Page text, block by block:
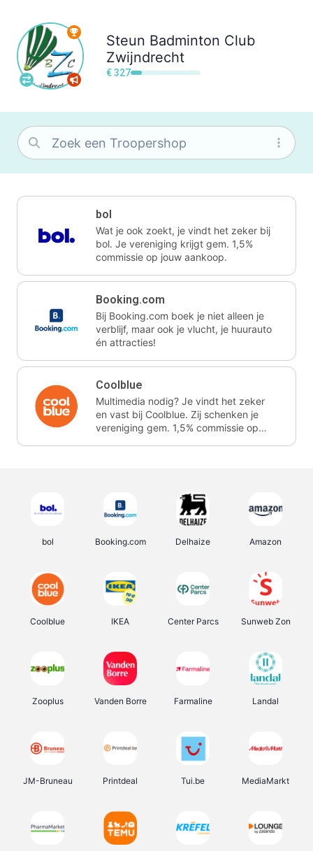
Steun Badminton Club
Zwijndrecht
€ 327
bol
Wat je ook zoekt, je vindt het zeker bij
bol. Je vereniging krijgt gem. 1,5%
commissie op jouw aankoop.
Booking.com
Bij Booking.com boek je niet alleen je
verblijf, maar ook je vlucht, je huurauto
én attracties!
Coolblue
Multimedia nodig? Je vindt het zeker
en vast bij Coolblue. Zij schenken je
vereniging gem. 1,5% commissie op
bol Booking.com Delhaize Amazon
Coolblue IKEA Center Parcs Sunweb Zon
Zooplus Vanden Borre Farmaline Landal
JM-Bruneau Printdeal Tui.be MediaMarkt